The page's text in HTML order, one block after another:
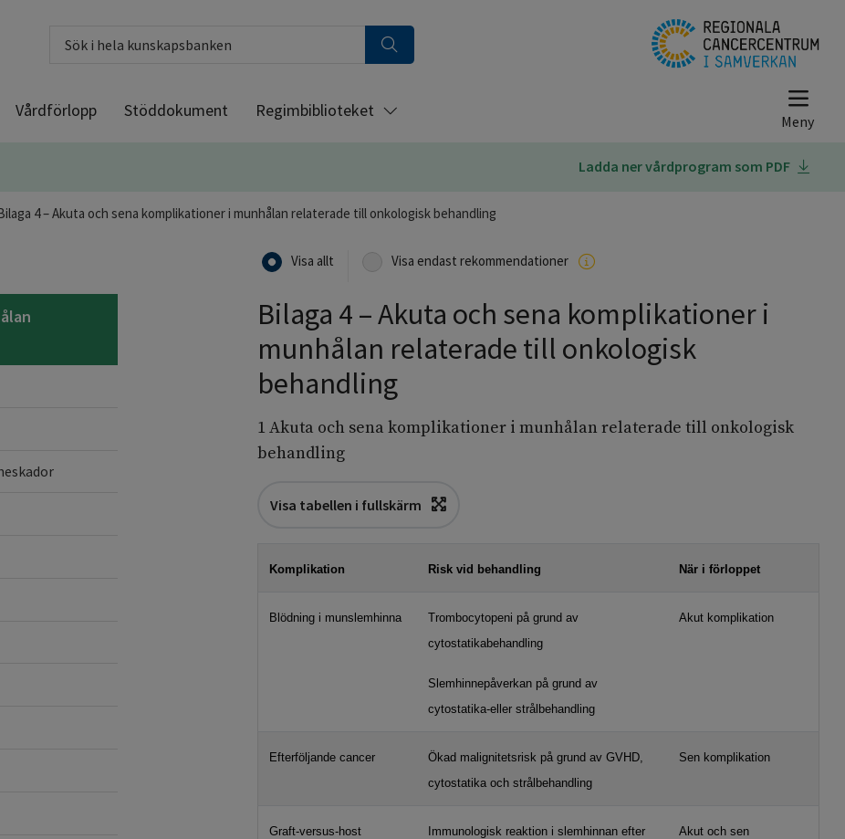
Vårdförlopp Stöddokument Regimbiblioteket
Ladda ner vårdprogram som PDF
4 – Akuta och sena komplikationer i munhålan relaterade till onkologisk behandling
Visa allt Visa endast rekommendationer
Bilaga 4 – Akuta och sena komplikationer i
munhålan relaterade till onkologisk
behandling
1 Akuta och sena komplikationer i munhålan relaterade till onkologisk
behandling
Visa tabellen i fullskärm
Komplikation Risk vid behandling När i förloppet
Blödning i munslemhinna
Trombocytopeni på grund av
cytostatikabehandling
Slemhinnepåverkan på grund av
cytostatika-eller strålbehandling
Akut komplikation
Efterföljande cancer
Ökad malignitetsrisk på grund av GVHD,
cytostatika och strålbehandling
Sen komplikation
Graft-versus-host
Immunologisk reaktion i slemhinnan efter
Akut och sen